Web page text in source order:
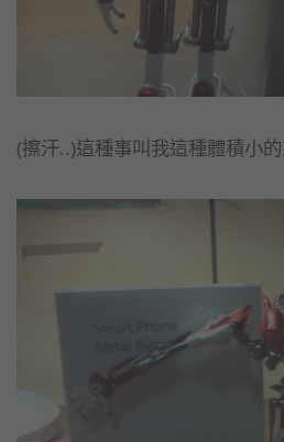
(擦汗..)這種事叫我這種體積小